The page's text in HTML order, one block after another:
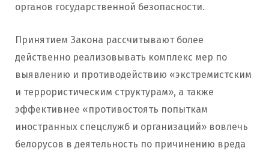
органов государственной безопасности.
Принятием Закона рассчитывают более
действенно реализовывать комплекс мер по
выявлению и противодействию «экстремистским
и террористическим структурам», а также
эффективнее «противостоять попыткам
иностранных спецслужб и организаций» вовлечь
белорусов в деятельность по причинению вреда